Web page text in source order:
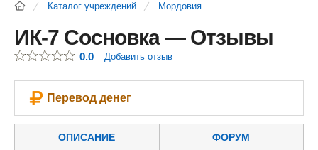
РЕКЛАМОДАТЕЛЯМ
Каталог учреждений Мордовия
ИК-7 Сосновка — Отзывы
0.0 Добавить отзыв
Перевод денег
ОПИСАНИЕ ФОРУМ